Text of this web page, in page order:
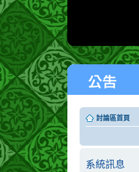
討論區首頁
系統訊息